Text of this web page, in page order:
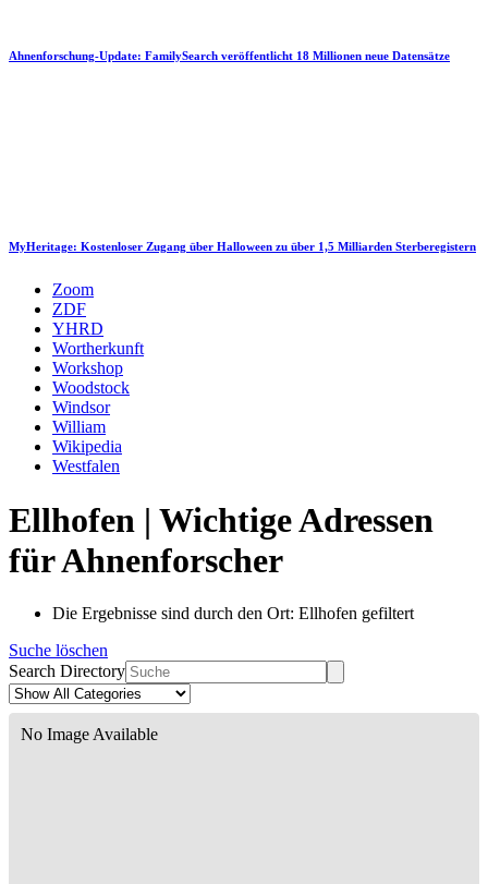
Ahnenforschung-Update: FamilySearch veröffentlicht 18 Millionen neue Datensätze
MyHeritage: Kostenloser Zugang über Halloween zu über 1,5 Milliarden Sterberegistern
Zoom
ZDF
YHRD
Wortherkunft
Workshop
Woodstock
Windsor
William
Wikipedia
Westfalen
Ellhofen | Wichtige Adressen
für Ahnenforscher
Die Ergebnisse sind durch den Ort: Ellhofen gefiltert
Suche löschen
Search Directory
No Image Available